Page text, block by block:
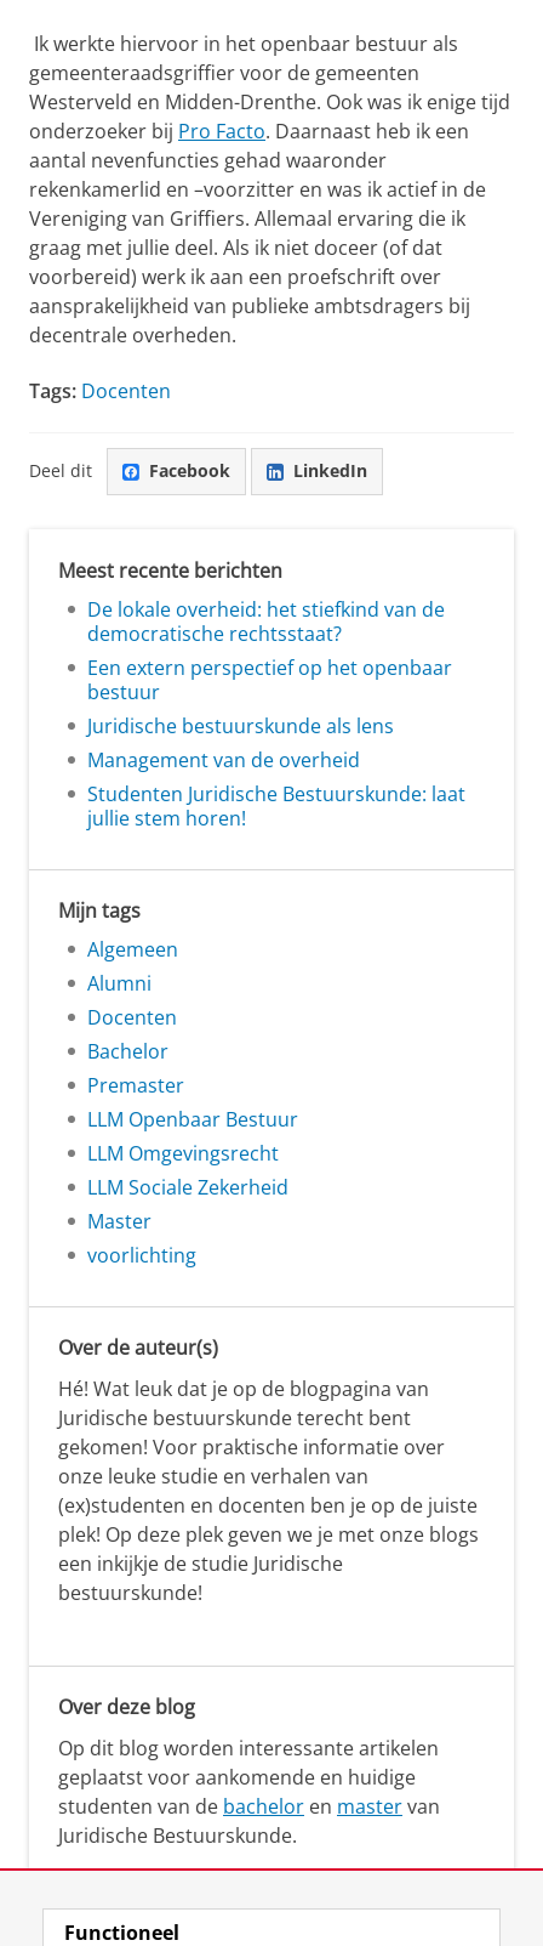
Ik werkte hiervoor in het openbaar bestuur als
gemeenteraadsgriffier voor de gemeenten
Westerveld en Midden-Drenthe. Ook was ik enige tijd
onderzoeker bij Pro Facto. Daarnaast heb ik een
aantal nevenfuncties gehad waaronder
rekenkamerlid en –voorzitter en was ik actief in de
Vereniging van Griffiers. Allemaal ervaring die ik
graag met jullie deel. Als ik niet doceer (of dat
voorbereid) werk ik aan een proefschrift over
aansprakelijkheid van publieke ambtsdragers bij
decentrale overheden.
Tags: Docenten
Deel dit Facebook LinkedIn
Meest recente berichten
De lokale overheid: het stiefkind van de
democratische rechtsstaat?
Een extern perspectief op het openbaar
bestuur
Juridische bestuurskunde als lens
Management van de overheid
Studenten Juridische Bestuurskunde: laat
jullie stem horen!
Mijn tags
Algemeen
Alumni
Docenten
Bachelor
Premaster
LLM Openbaar Bestuur
LLM Omgevingsrecht
LLM Sociale Zekerheid
Master
voorlichting
Over de auteur(s)
Hé! Wat leuk dat je op de blogpagina van
Juridische bestuurskunde terecht bent
gekomen! Voor praktische informatie over
onze leuke studie en verhalen van
(ex)studenten en docenten ben je op de juiste
plek! Op deze plek geven we je met onze blogs
een inkijkje de studie Juridische
bestuurskunde!
Over deze blog
Op dit blog worden interessante artikelen
geplaatst voor aankomende en huidige
studenten van de bachelor en mastervan
Juridische Bestuurskunde.
Functioneel